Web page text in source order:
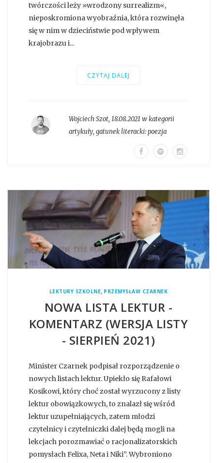
twórczości leży »wrodzony surrealizm«,
nieposkromiona wyobraźnia, która rozwinęła
się w nim w dzieciństwie pod wpływem
krajobrazu i...
CZYTAJ DALEJ
Wojciech Szot, 18.08.2021 w kategorii
artykuły, gatunek literacki:poezja
LEKTURY SZKOLNE, PRZEMYSŁAW CZARNEK
NOWA LISTA LEKTUR -
KOMENTARZ (WERSJA LISTY
- SIERPIEŃ 2021)
Minister Czarnek podpisał rozporządzenie o
nowych listach lektur. Upiekło się Rafałowi
Kosikowi, który choć został wyrzucony z listy
lektur obowiązkowych, to znalazł się wśród
lektur uzupełniających, zatem młodzi
czytelnicy i czytelniczki dalej będą mogli na
lekcjach porozmawiać o racjonalizatorskich
pomysłach Felixa, Neta i Niki”. Wybroniono